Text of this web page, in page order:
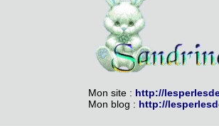
Mon site : http://
Mon blog : http://